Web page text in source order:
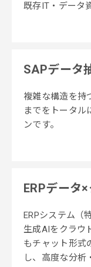
既存IT・データ
SAPデータ
複雑な構造を持
までをトータル
ンです。
ERPデータ
ERPシステム（
生成AIをクラウ
もチャット形式
し、高度な分析